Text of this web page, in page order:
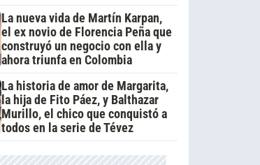
La nueva vida de Martín Karpan,
el ex novio de Florencia Peña que
construyó un negocio con ella y
ahora triunfa en Colombia
La historia de amor de Margarita,
la hija de Fito Páez, y Balthazar
Murillo, el chico que conquistó a
todos en la serie de Tévez